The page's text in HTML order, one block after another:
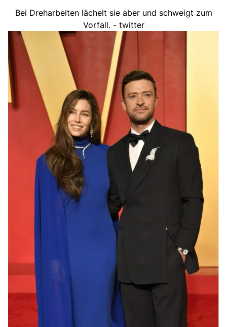
Bei Dreharbeiten lächelt sie aber und schweigt zum
Vorfall. - twitter